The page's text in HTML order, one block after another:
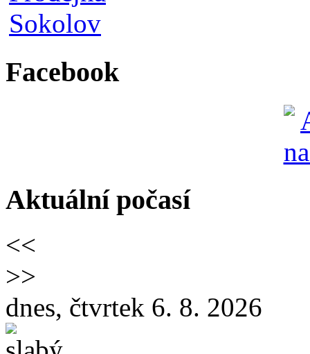
Facebook
Aktuální počasí
<<
>>
dnes, čtvrtek 6. 8. 2026